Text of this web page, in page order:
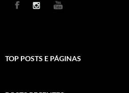
TOP POSTS E PÁGINAS